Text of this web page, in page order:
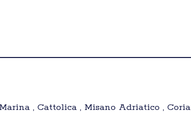
, Cattolica , Misano Adriatico ,